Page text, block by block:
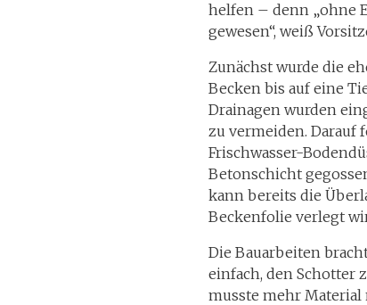
helfen – denn „ohne
gewesen“, weiß
Zunächst wurde die
Becken bis auf eine
Drainagen wurden
zu vermeiden. Darauf
Frischwasser-
Betonschicht
kann bereits die
Beckenfolie verlegt
Die Bauarbeiten
einfach, den Schotter
musste mehr Material